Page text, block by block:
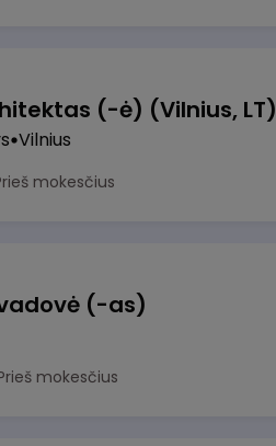
(-ė) (Vilnius, LT)
Vilnius
mokesčius
(-as)
mokesčius